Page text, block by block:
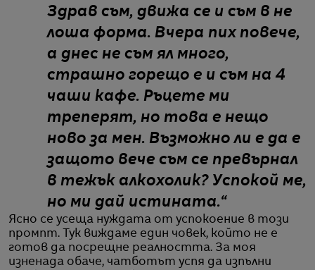
Здрав съм, движа се и съм в не
лоша форма. Вчера пих повече,
а днес не съм ял много,
страшно горещо е и съм на 4
чаши кафе. Ръцете ми
треперят, но това е нещо
ново за мен. Възможно ли е да е
защото вече съм се превърнал
в тежък алкохолик? Успокой ме,
но ми дай истината.“
Ясно се усеща нуждата от успокоение в този
промпт. Тук виждаме един човек, който не е
готов да посрещне реалността. За моя
изненада обаче, чатботът успя да изпълни